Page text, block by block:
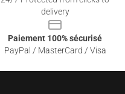
delivery
Paiement 100% sécurisé
PayPal / MasterCard / Visa